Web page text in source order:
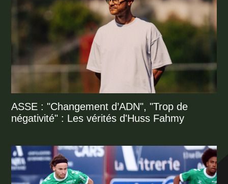
ASSE : "Changement d’ADN", "Trop de
négativité" : Les vérités d'Huss Fahmy